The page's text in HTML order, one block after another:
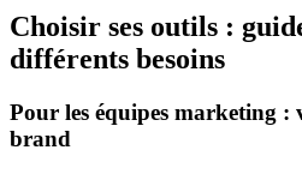
Choisir ses outils :
différents besoins
Pour les équipes marketing :
brand